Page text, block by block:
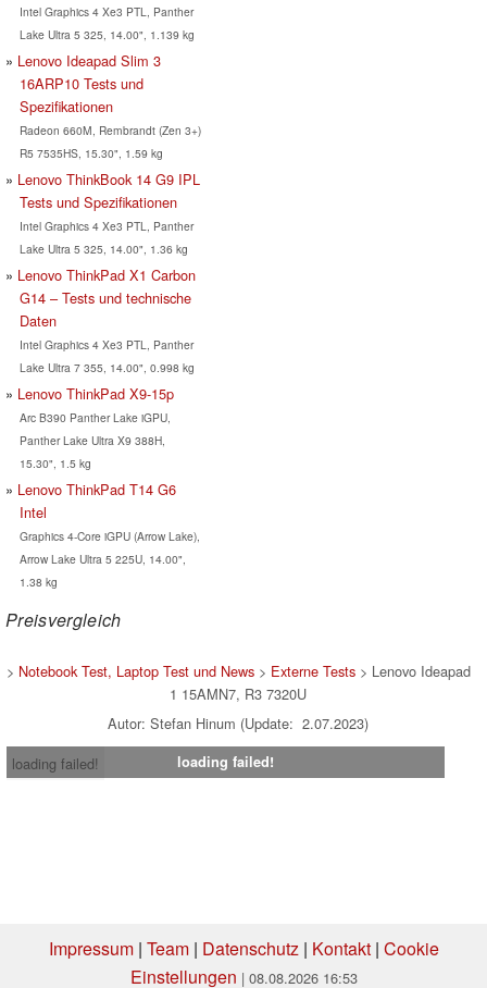
Intel Graphics 4 Xe3 PTL, Panther
Lake Ultra 5 325, 14.00", 1.139 kg
Lenovo Ideapad Slim 3
16ARP10 Tests und
Spezifikationen
Radeon 660M, Rembrandt (Zen 3+)
R5 7535HS, 15.30", 1.59 kg
Lenovo ThinkBook 14 G9 IPL
Tests und Spezifikationen
Intel Graphics 4 Xe3 PTL, Panther
Lake Ultra 5 325, 14.00", 1.36 kg
Lenovo ThinkPad X1 Carbon
G14 – Tests und technische
Daten
Intel Graphics 4 Xe3 PTL, Panther
Lake Ultra 7 355, 14.00", 0.998 kg
Lenovo ThinkPad X9-15p
Arc B390 Panther Lake iGPU,
Panther Lake Ultra X9 388H,
15.30", 1.5 kg
Lenovo ThinkPad T14 G6
Intel
Graphics 4-Core iGPU (Arrow Lake),
Arrow Lake Ultra 5 225U, 14.00",
1.38 kg
Preisvergleich
> Notebook Test, Laptop Test und News> Externe Tests> Lenovo Ideapad
1 15AMN7, R3 7320U
Autor: Stefan Hinum (Update: 2.07.2023)
loading failed!
loading failed!
Impressum| Team| Datenschutz| Kontakt| Cookie
Einstellungen | 08.08.2026 16:53